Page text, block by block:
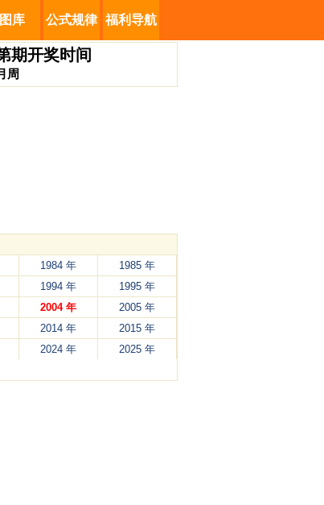
图库 公式规律 福利导航
期开奖时间
周
1984 年
1985 年
1994 年
1995 年
2004 年
2005 年
2014 年
2015 年
2024 年
2025 年